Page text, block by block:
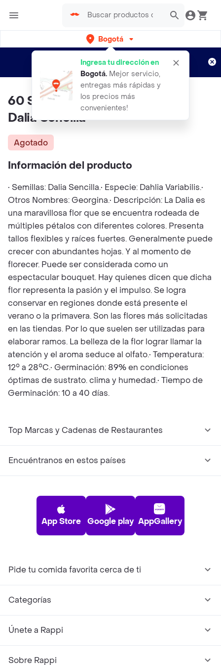
Bogotá
Ingresa tu dirección en
Bogotá. Mejor servicio,
entregas más rápidas y
los precios más
convenientes!
envíos gratis por semanas
Aplican TyC
60 Semillas Orgánicas De Flor
Dalia Sencilla
Agotado
Información del producto
• Semillas: Dalia Sencilla.• Especie: Dahlia Variabilis.•
Otros Nombres: Georgina.• Descripción: La Dalia es
una maravillosa flor que se encuentra rodeada de
múltiples pétalos con diferentes colores. Presenta
tallos flexibles y raíces fuertes. Generalmente puede
crecer con abundantes hojas. Y al momento de
florecer. Puede ser considerada como un
espectacular bouquet. Hay quienes dicen que dicha
flor representa la pasión y el impulso. Se logra
conservar en regiones donde está presente el
verano o la primavera. Son las flores más solicitadas
en las tiendas. Por lo que suelen ser utilizadas para
elaborar ramos. La belleza de la flor lograr llamar la
atención y el aroma seduce al olfato.• Temperatura:
12° a 28°C.• Germinación: 89% en condiciones
óptimas de sustrato. clima y humedad.• Tiempo de
Germinación: 10 a 40 días.
Top Marcas y Cadenas de Restaurantes
Encuéntranos en estos países
App Store Google play AppGallery
Pide tu comida favorita cerca de ti
Categorías
Únete a Rappi
Sobre Rappi